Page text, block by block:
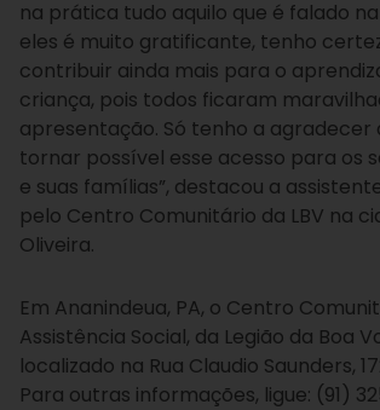
na prática tudo aquilo que é falado
eles é muito gratificante, tenho
contribuir ainda mais para o
criança, pois todos ficaram
apresentação. Só tenho a agradecer
tornar possível esse acesso para os
e suas famílias”, destacou a
pelo Centro Comunitário da LBV na
Oliveira.
Em Ananindeua, PA, o Centro
Assistência Social, da Legião da Boa
localizado na Rua Claudio Saunders,
Para outras informações, ligue: (91)